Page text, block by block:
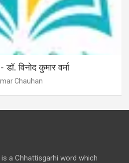
विनोद कुमार वर्मा
Chauhan
is a Chhattisgarhi word which